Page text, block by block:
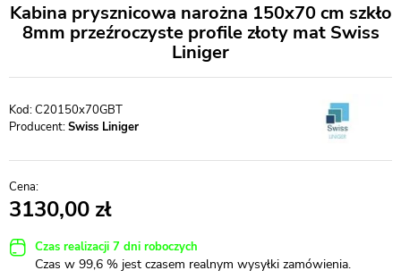
Kabina prysznicowa narożna 150x70 cm szkło
8mm przeźroczyste profile złoty mat Swiss
Liniger
C20150x70GBT
Producent:Swiss Liniger
3130,00
Czas realizacji 7 dni roboczych
Czas w 99,6 % jest czasem realnym wysyłki zamówienia.